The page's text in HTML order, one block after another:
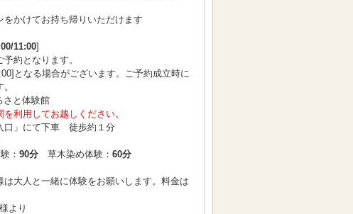
かけてお持ち帰りいただけます
11:00]
約となります。
となる場合がございます。ご予約成立時に
さと体験館
利用してお越しください。
口」にて下車 徒歩約１分
： 90分 草木染め体験： 60分
大人と一緒に体験をお願いします。料金は
より